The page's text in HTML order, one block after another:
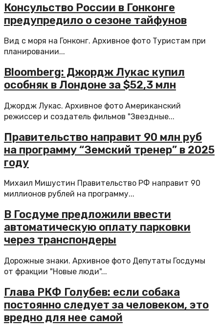
Консульство России в Гонконге
предупредило о сезоне тайфунов
Вид с моря на Гонконг. Архивное фото Туристам при
планировании...
Bloomberg: Джордж Лукас купил
особняк в Лондоне за $52,3 млн
Джордж Лукас. Архивное фото Американский
режиссер и создатель фильмов "Звездные...
Правительство направит 90 млн руб
на программу “Земский тренер” в 2025
году
Михаил Мишустин Правительство РФ направит 90
миллионов рублей на программу...
В Госдуме предложили ввести
автоматическую оплату парковки
через транспондеры
Дорожные знаки. Архивное фото Депутаты Госдумы
от фракции "Новые люди"...
Глава РКФ Голубев: если собака
постоянно следует за человеком, это
вредно для нее самой